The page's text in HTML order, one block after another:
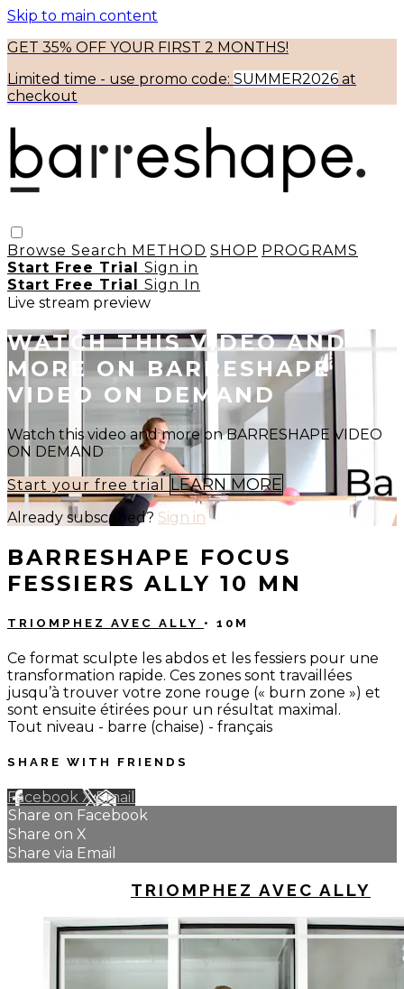
Skip to main content
GET 35% OFF YOUR FIRST 2 MONTHS!
Limited time - use promo code: SUMMER2026 at
checkout
Browse Search METHOD SHOP PROGRAMS
Start Free Trial Sign in
Start Free Trial Sign In
Live stream preview
WATCH THIS VIDEO AND
MORE ON BARRESHAPE
VIDEO ON DEMAND
Watch this video and more on BARRESHAPE VIDEO
ON DEMAND
Start your free trial LEARN MORE
Already subscribed? Sign in
BARRESHAPE FOCUS
FESSIERS ALLY 10 MN
TRIOMPHEZ AVEC ALLY • 10M
Ce format sculpte les abdos et les fessiers pour une
transformation rapide. Ces zones sont travaillées
jusqu’à trouver votre zone rouge (« burn zone ») et
sont ensuite étirées pour un résultat maximal.
Tout niveau - barre (chaise) - français
SHARE WITH FRIENDS
Facebook XEmail
Share on Facebook
Share on X
Share via Email
TRIOMPHEZ AVEC ALLY